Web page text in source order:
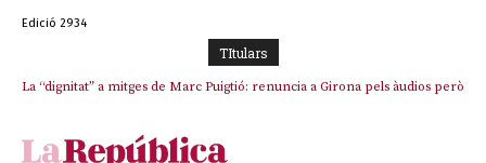
Edició 2934
TItulars
La “dignitat” a mitges de Marc Puigtió: renuncia a Girona pels àudios però